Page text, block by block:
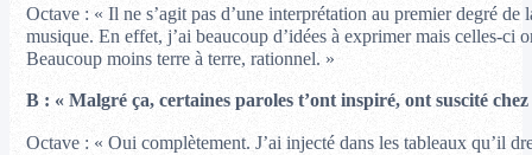
Octave : « Il ne s’agit pas d’une interprétation au premier degré de
musique. En effet, j’ai beaucoup d’idées à exprimer mais celles-ci
Beaucoup moins terre à terre, rationnel. »
B : « Malgré ça, certaines paroles t’ont inspiré, ont suscité
Octave : « Oui complètement. J’ai injecté dans les tableaux qu’il